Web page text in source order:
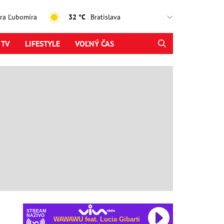
Ľubomíra 32 °C
LIFESTYLE VOĽNÝ ČAS
STREAM
NAŽIVO
WAWAWU feat. Lucia Gibarti